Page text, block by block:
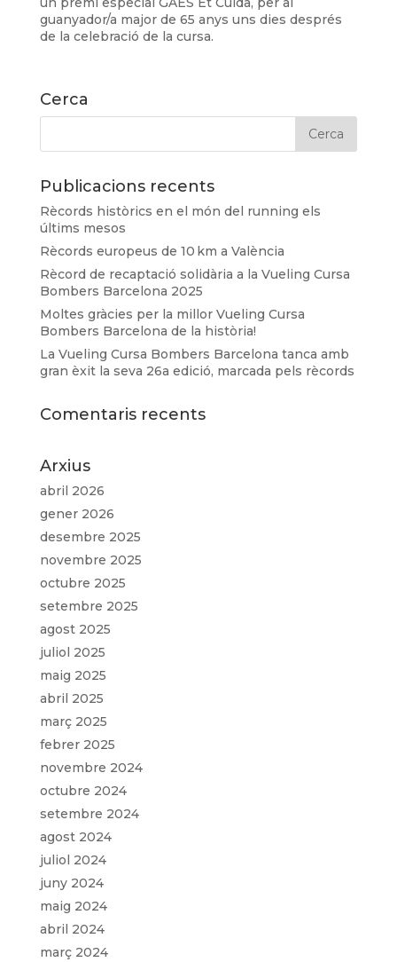
guanyador/a major de 65 anys uns dies després
de la celebració de la cursa.
Cerca
Publicacions recents
Rècords històrics en el món del running els
últims mesos
Rècords europeus de 10 km a València
Rècord de recaptació solidària a la Vueling Cursa
Bombers Barcelona 2025
Moltes gràcies per la millor Vueling Cursa
Bombers Barcelona de la història!
La Vueling Cursa Bombers Barcelona tanca amb
gran èxit la seva 26a edició, marcada pels rècords
Comentaris recents
Arxius
abril 2026
gener 2026
desembre 2025
novembre 2025
octubre 2025
setembre 2025
agost 2025
juliol 2025
maig 2025
abril 2025
març 2025
febrer 2025
novembre 2024
octubre 2024
setembre 2024
agost 2024
juliol 2024
juny 2024
maig 2024
abril 2024
març 2024